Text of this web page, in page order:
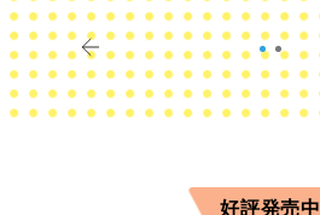
すか？
好評発売中